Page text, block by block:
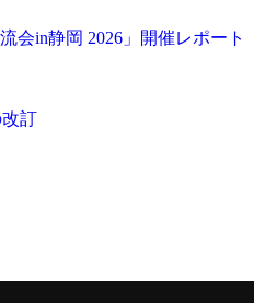
会in静岡 2026」開催レポート
訂